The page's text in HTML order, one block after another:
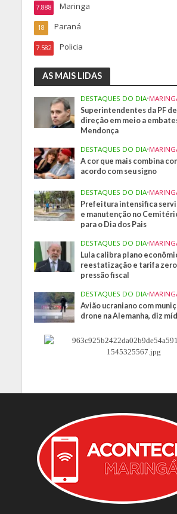
Maringa
7.888
Paraná
18
Policia
7.582
AS MAIS LIDAS
DESTAQUES DO DIA•
Superintendentes da PF
direção em meio a
Mendonça
DESTAQUES DO DIA•
A cor que mais combina
acordo com seu signo
DESTAQUES DO DIA•
Prefeitura intensifica
e manutenção no
para o Dia dos Pais
DESTAQUES DO DIA•
Lula calibra plano
reestatização e tarifa zero
pressão fiscal
DESTAQUES DO DIA•
Avião ucraniano com
drone na Alemanha, diz